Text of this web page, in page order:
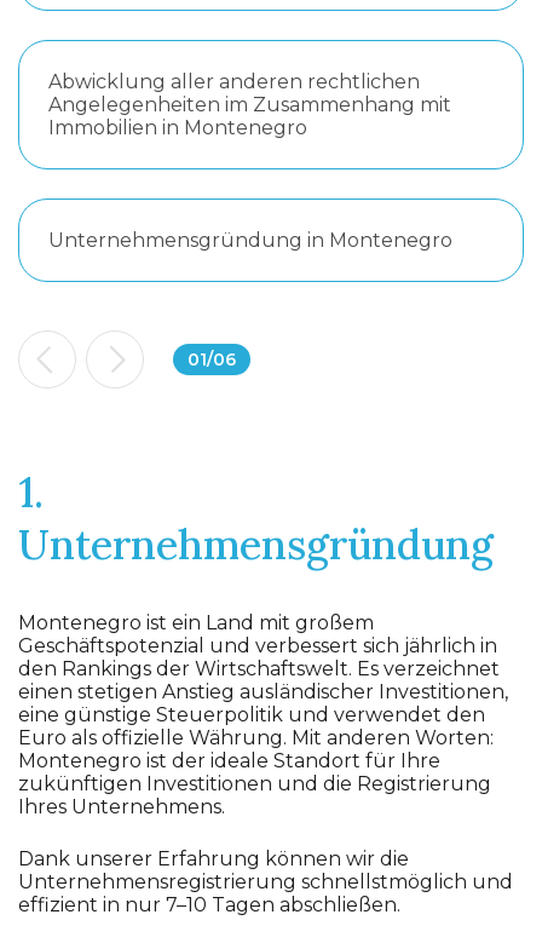
Abwicklung aller anderen rechtlichen
Angelegenheiten im Zusammenhang mit
Immobilien in Montenegro
Unternehmensgründung in Montenegro
01/06
1.
Unternehmensgründung
Montenegro ist ein Land mit großem
Geschäftspotenzial und verbessert sich jährlich in
den Rankings der Wirtschaftswelt. Es verzeichnet
einen stetigen Anstieg ausländischer Investitionen,
eine günstige Steuerpolitik und verwendet den
Euro als offizielle Währung. Mit anderen Worten:
Montenegro ist der ideale Standort für Ihre
zukünftigen Investitionen und die Registrierung
Ihres Unternehmens.
Dank unserer Erfahrung können wir die
Unternehmensregistrierung schnellstmöglich und
effizient in nur 7–10 Tagen abschließen.